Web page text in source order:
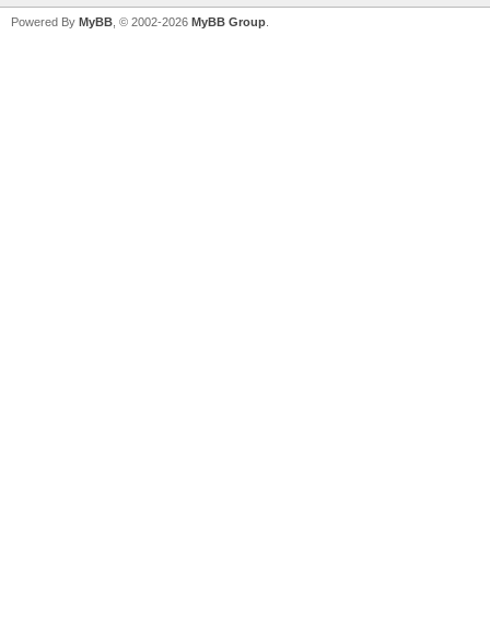
Powered By MyBB , © 2002-2026 MyBB Group